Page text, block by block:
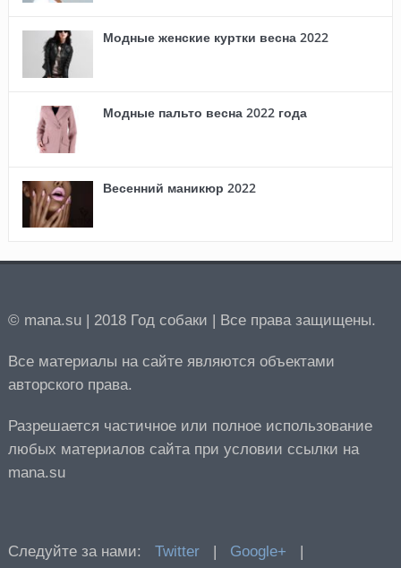
Модные женские куртки весна 2022
Модные пальто весна 2022 года
Весенний маникюр 2022
© mana.su | 2018 Год собаки | Все права защищены.
Все материалы на сайте являются объектами
авторского права.
Разрешается частичное или полное использование
любых материалов сайта при условии ссылки на
mana.su
Следуйте за нами: Twitter Google+